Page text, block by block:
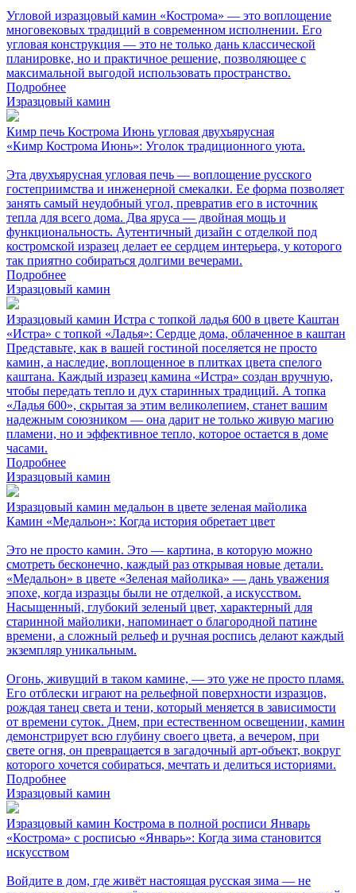
Угловой изразцовый камин «Кострома» — это воплощение
многовековых традиций в современном исполнении. Его
угловая конструкция — это не только дань классической
планировке, но и практичное решение, позволяющее с
максимальной выгодой использовать пространство.
Подробнее
Изразцовый камин
Кимр печь Кострома Июнь угловая двухъярусная
«Кимр Кострома Июнь»: Уголок традиционного уюта.
Эта двухъярусная угловая печь — воплощение русского
гостеприимства и инженерной смекалки. Ее форма позволяет
занять самый неудобный угол, превратив его в источник
тепла для всего дома. Два яруса — двойная мощь и
функциональность. Аутентичный дизайн с отделкой под
костромской изразец делает ее сердцем интерьера, у которого
так приятно собираться долгими вечерами.
Подробнее
Изразцовый камин
Изразцовый камин Истра с топкой ладья 600 в цвете Каштан
«Истра» с топкой «Ладья»: Сердце дома, облаченное в каштан
Представьте, как в вашей гостиной поселяется не просто
камин, а наследие, воплощенное в плитках цвета спелого
каштана. Каждый изразец камина «Истра» создан вручную,
чтобы передать тепло и дух старинных традиций. А топка
«Ладья 600», скрытая за этим великолепием, станет вашим
надежным союзником — она дарит не только живую магию
пламени, но и эффективное тепло, которое остается в доме
часами.
Подробнее
Изразцовый камин
Изразцовый камин медальон в цвете зеленая майолика
Камин «Медальон»: Когда история обретает цвет
Это не просто камин. Это — картина, в которую можно
смотреть бесконечно, каждый раз открывая новые детали.
«Медальон» в цвете «Зеленая майолика» — дань уважения
эпохе, когда изразцы были не отделкой, а искусством.
Насыщенный, глубокий зеленый цвет, характерный для
старинной майолики, напоминает о благородной патине
времени, а сложный рельеф и ручная роспись делают каждый
экземпляр уникальным.
Огонь, живущий в таком камине, — это уже не просто пламя.
Его отблески играют на рельефной поверхности изразцов,
рождая танец света и тени, который меняется в зависимости
от времени суток. Днем, при естественном освещении, камин
демонстрирует всю глубину своего цвета, а вечером, при
свете огня, он превращается в загадочный арт-объект, вокруг
которого хочется собираться, мечтать и делиться историями.
Подробнее
Изразцовый камин
Изразцовый камин Кострома в полной росписи Январь
«Кострома» с росписью «Январь»: Когда зима становится
искусством
Войдите в дом, где живёт настоящая русская зима — не